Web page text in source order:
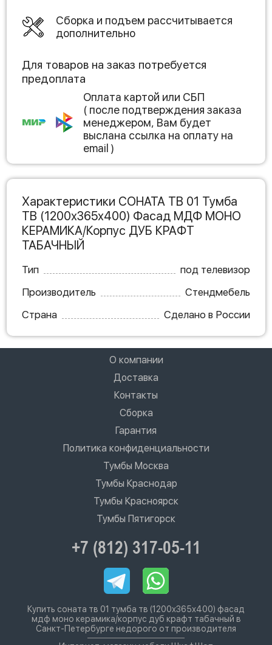
Сборка и подъем рассчитывается
дополнительно
Для товаров на заказ потребуется
предоплата
Оплата картой или СБП
( после подтверждения заказа
менеджером, Вам будет
выслана ссылка на оплату на
email )
Характеристики СОНАТА ТВ 01 Тумба
ТВ (1200х365х400) Фасад МДФ МОНО
КЕРАМИКА/Корпус ДУБ КРАФТ
ТАБАЧНЫЙ
Тип
под телевизор
Производитель
Стендмебель
Страна
Сделано в России
О компании
Доставка
Контакты
Сборка
Гарантия
Политика конфиденциальности
Тумбы Москва
Тумбы Краснодар
Тумбы Красноярск
Тумбы Пятигорск
+7 (812) 317-05-11
Купить соната тв 01 тумба тв (1200х365х400) фасад
мдф моно керамика/корпус дуб крафт табачный в
Санкт-Петербурге недорого от производителя